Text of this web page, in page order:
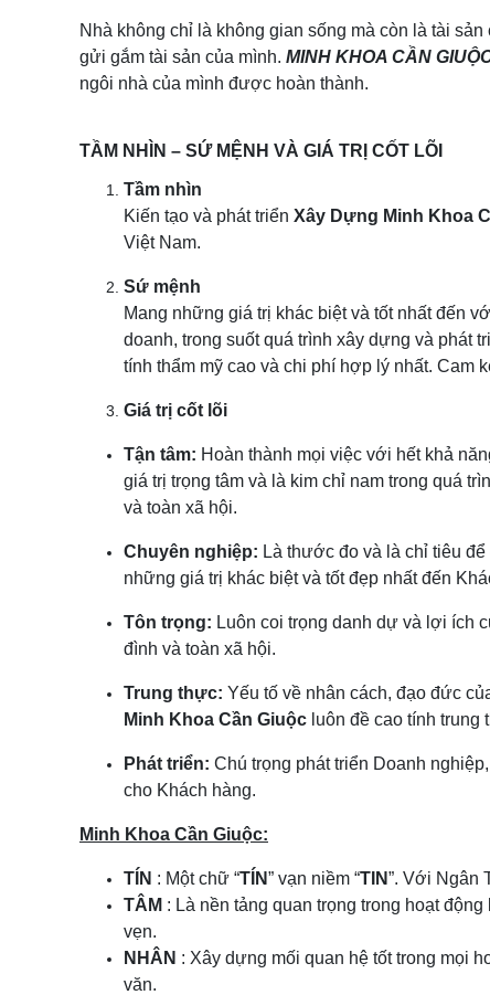
Nhà không chỉ là không gian sống mà còn là tài
gửi gắm tài sản của mình. MINH KHOA CẦN
ngôi nhà của mình được hoàn thành.
TẦM NHÌN – SỨ MỆNH VÀ GIÁ TRỊ CỐT LÕI
Tầm nhìn
Kiến tạo và phát triển Xây Dựng Minh Khoa
Việt Nam.
Sứ mệnh
Mang những giá trị khác biệt và tốt nhất đến
doanh, trong suốt quá trình xây dựng và phát
tính thẩm mỹ cao và chi phí hợp lý nhất. Cam
Giá trị cốt lõi
Tận tâm: Hoàn thành mọi việc với hết khả
giá trị trọng tâm và là kim chỉ nam trong quá
và toàn xã hội.
Chuyên nghiệp: Là thước đo và là chỉ tiêu
những giá trị khác biệt và tốt đẹp nhất đến
Tôn trọng: Luôn coi trọng danh dự và lợi ích
đình và toàn xã hội.
Trung thực: Yếu tố về nhân cách, đạo đức
Minh Khoa Cần Giuộc luôn đề cao tính
Phát triển: Chú trọng phát triển Doanh
cho Khách hàng.
Minh Khoa Cần Giuộc:
TÍN : Một chữ “TÍN” vạn niềm “TIN”. Với Ngân
TÂM : Là nền tảng quan trọng trong hoạt
vẹn.
NHÂN : Xây dựng mối quan hệ tốt trong mọi
văn.